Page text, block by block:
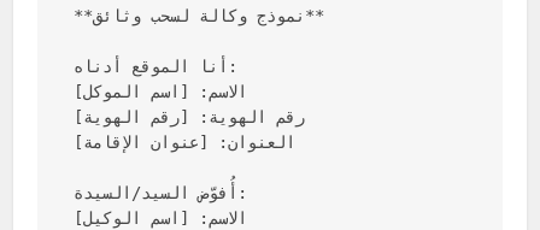
**نموذج وكالة لسحب وثائق**
أنا الموقع أدناه:
الاسم: [اسم الموكل]
رقم الهوية: [رقم الهوية]
العنوان: [عنوان الإقامة]
أُفوّض السيد/السيدة:
الاسم: [اسم الوكيل]